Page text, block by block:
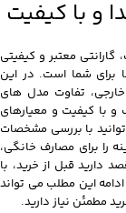
و با کیفیت
معتبر و کیفیتی
برای شما است. در این
تفاوت مدل های
و با کیفیت و معیارهای
با بررسی مشخصات
را برای مصارف خانگی،
دارید قبل از خرید، با
این مطلب می تواند
مطمئن نیاز دارید.